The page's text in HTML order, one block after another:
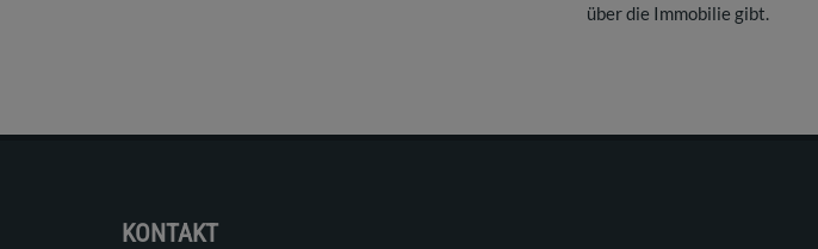
über die Immobilie gibt.
KONTAKT